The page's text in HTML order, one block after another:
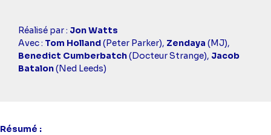
Casting
simba
Réalisé par : Jon Watts
Avec : Tom Holland(Peter Parker), Zendaya (MJ),
Benedict Cumberbatch(Docteur Strange), Jacob
Batalon(Ned Leeds)
Résumé